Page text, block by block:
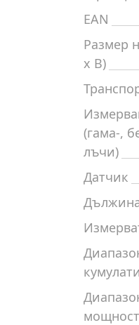
EAN
Размер
x В)
(гама-,
лъчи)
Датчик